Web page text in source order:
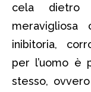
cela dietro
meravigliosa
inibitoria,
per l’uomo è
stesso,